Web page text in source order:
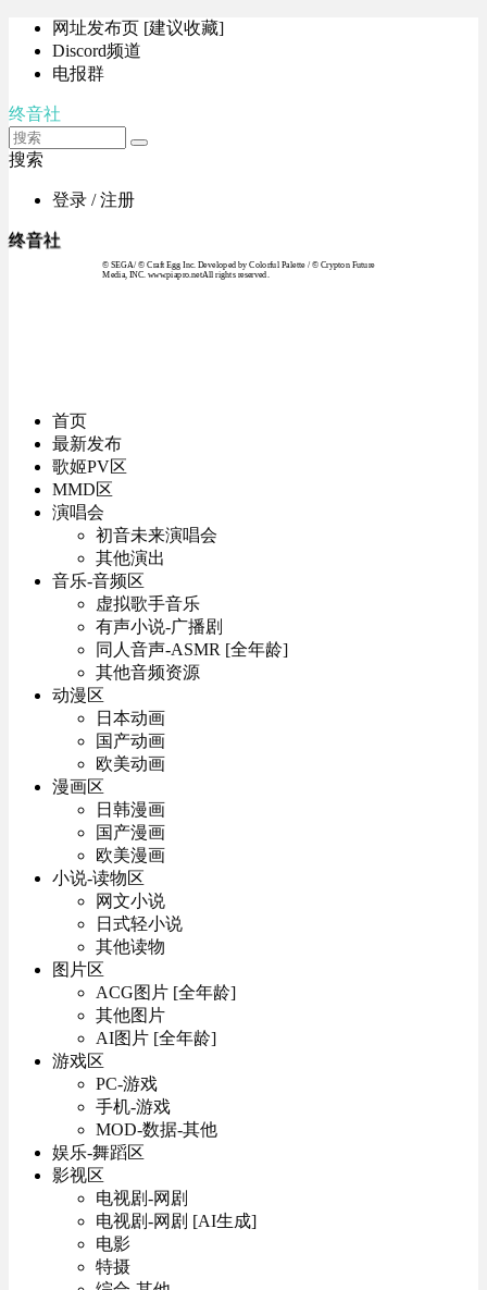
网址发布页 [建议收藏]
Discord频道
电报群
终音社
搜索
登录 / 注册
终音社
© SEGA / © Craft Egg Inc. Developed by Colorful Palette / © Crypton Future
Media, INC. www.piapro.netAll rights reserved.
首页
最新发布
歌姬PV区
MMD区
演唱会
初音未来演唱会
其他演出
音乐-音频区
虚拟歌手音乐
有声小说-广播剧
同人音声-ASMR [全年龄]
其他音频资源
动漫区
日本动画
国产动画
欧美动画
漫画区
日韩漫画
国产漫画
欧美漫画
小说-读物区
网文小说
日式轻小说
其他读物
图片区
ACG图片 [全年龄]
其他图片
AI图片 [全年龄]
游戏区
PC-游戏
手机-游戏
MOD-数据-其他
娱乐-舞蹈区
影视区
电视剧-网剧
电视剧-网剧 [AI生成]
电影
特摄